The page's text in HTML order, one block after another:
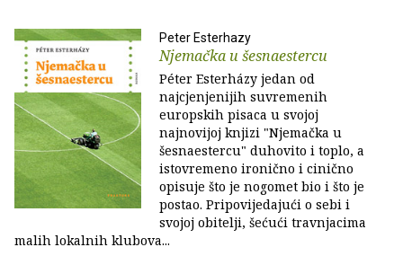
Peter Esterhazy
Njemačka u šesnaestercu
Péter Esterházy jedan od
najcjenjenijih suvremenih
europskih pisaca u svojoj
najnovijoj knjizi "Njemačka u
šesnaestercu" duhovito i toplo, a
istovremeno ironično i cinično
opisuje što je nogomet bio i što je
postao. Pripovijedajući o sebi i
svojoj obitelji, šećući travnjacima
malih lokalnih klubova...